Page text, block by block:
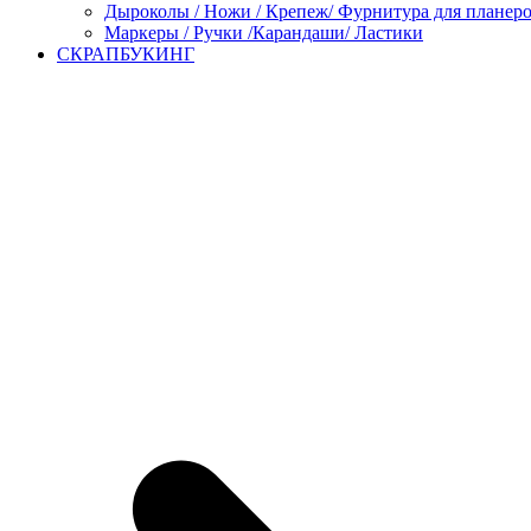
Дыроколы / Ножи / Крепеж/ Фурнитура для
Маркеры / Ручки /Карандаши/ Ластики
СКРАПБУКИНГ